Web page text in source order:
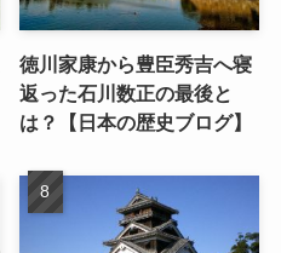
徳川家康から豊臣秀吉へ寝
返った石川数正の最後と
は？【日本の歴史ブログ】